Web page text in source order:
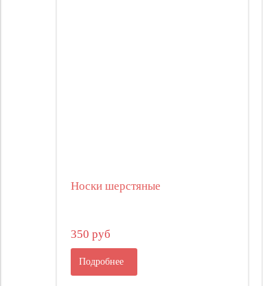
Носки шерстяные
350 руб
Подробнее